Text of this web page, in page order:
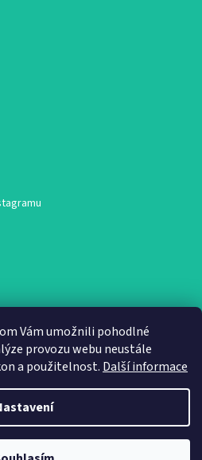
Vám umožnili pohodlné
provozu webu neustále
a použitelnost. Další informace
Vytvořil Shoptet